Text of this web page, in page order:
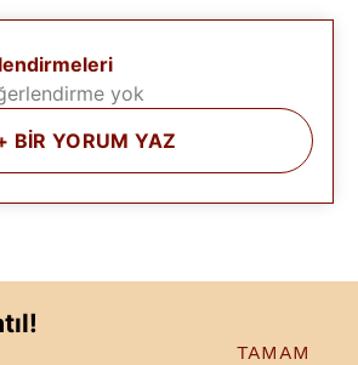
yok
BİR YORUM YAZ
TAMAM